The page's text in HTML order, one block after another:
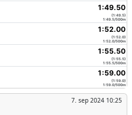
1:49.50
(1:49.5)
1:49.5/500m
1:52.00
(1:52.0)
1:52.0/500m
1:55.50
(1:55.5)
1:55.5/500m
1:59.00
(1:59.0)
1:59.0/500m
7. sep 2024 10:25